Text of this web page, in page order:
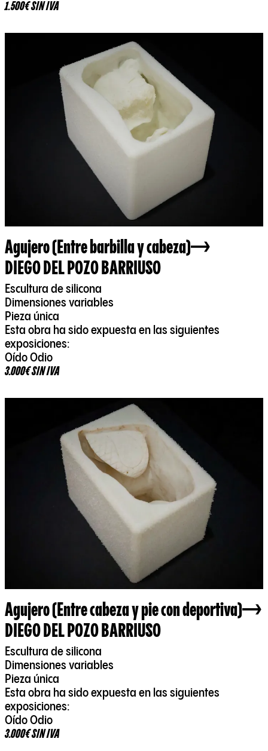
1.500€ SIN IVA
Agujero (Entre barbilla y cabeza)
DIEGO DEL POZO BARRIUSO
Escultura de silicona
Dimensiones variables
Pieza única
Esta obra ha sido expuesta en las siguientes
exposiciones:
Oído Odio
3.000€ SIN IVA
Agujero (Entre cabeza y pie con deportiva)
DIEGO DEL POZO BARRIUSO
Escultura de silicona
Dimensiones variables
Pieza única
Esta obra ha sido expuesta en las siguientes
exposiciones:
Oído Odio
3.000€ SIN IVA